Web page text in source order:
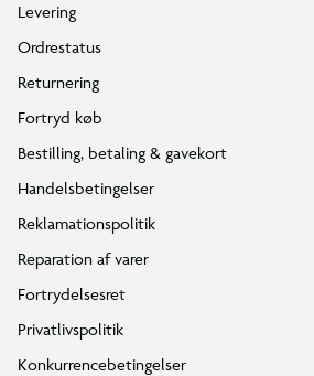
Levering
Ordrestatus
Returnering
Fortryd køb
Bestilling, betaling & gavekort
Handelsbetingelser
Reklamationspolitik
Reparation af varer
Fortrydelsesret
Privatlivspolitik
Konkurrencebetingelser